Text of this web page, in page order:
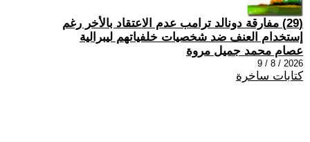
(29) مفارقة دونالد ترامب عدم الاعتقاد بالأخر رغم
إستخدام العنف ضد شخصيات خلفياتهم ليبرالية
عصام محمد جميل مروة
2026 / 8 / 9
كتابات ساخرة